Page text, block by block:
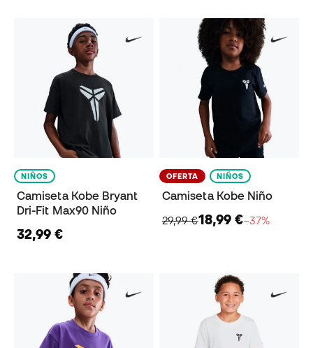
NIÑOS
Camiseta Kobe Bryant
Dri-Fit Max90 Niño
32,99 €
OFERTA NIÑOS
Camiseta Kobe Niño
29,99 €18,99 €−37%